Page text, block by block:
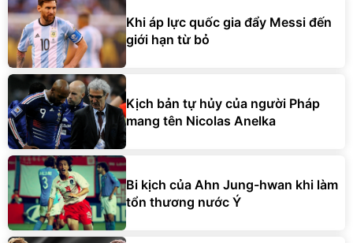
Khi áp lực quốc gia đẩy Messi đến
giới hạn từ bỏ
Kịch bản tự hủy của người Pháp
mang tên Nicolas Anelka
Bi kịch của Ahn Jung-hwan khi làm
tổn thương nước Ý